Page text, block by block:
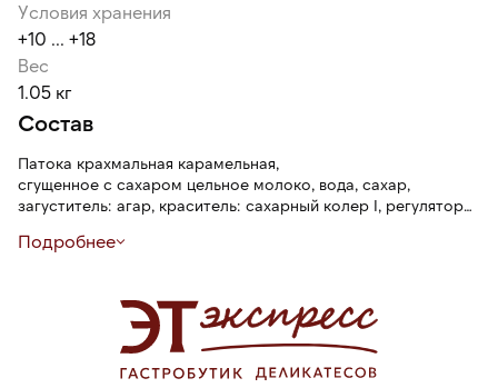
Условия хранения
+10 ... +18
Вес
1.05 кг
Состав
Патока крахмальная карамельная,
сгущенное с сахаром цельное молоко, вода, сахар,
загуститель: агар, краситель: сахарный колер I, регуляторы
моно- и диглицериды жирных кислот, ароматизатор
Подробнее